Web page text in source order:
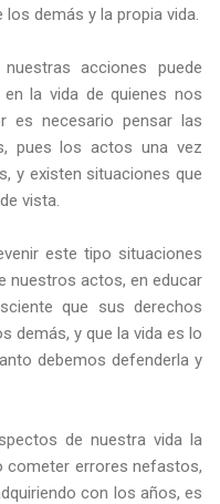
demás y la propia vida.
acciones puede
la vida de quienes nos
es necesario pensar las
pues los actos una vez
y existen situaciones que
vista.
este tipo situaciones
nuestros actos, en educar
que sus derechos
demás, y que la vida es lo
debemos defenderla y
de nuestra vida la
cometer errores nefastos,
con los años, es